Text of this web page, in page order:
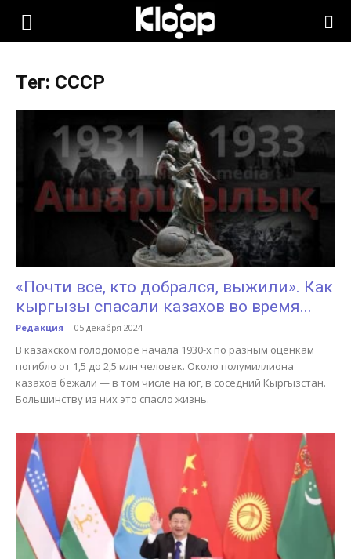
KLOOP.KG
Новости
Тег: СССР
«Почти все, кто добрался, выжили». Как
кыргызы спасали казахов во время...
Редакция - 05 декабря 2024
В казахском голодоморе начала 1930-х по разным оценкам
погибло от 1,5 до 2,5 млн человек. Около полумиллиона
казахов бежали — в том числе на юг, в соседний Кыргызстан.
Большинству из них это спасло жизнь.